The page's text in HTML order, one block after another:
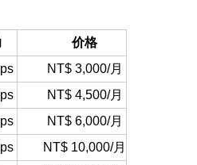
价格
NT$ 3,000/月
NT$ 4,500/月
NT$ 6,000/月
NT$ 10,000/月